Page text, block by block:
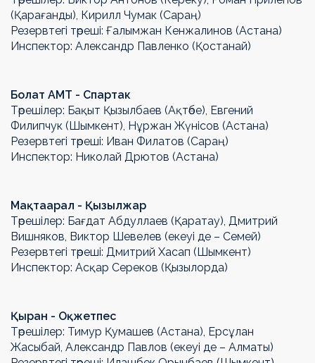
(Қарағанды), Кирилл Чумак (Сараң)
Резервтегі төреші: Ғалымжан Кенжалинов (Астана)
Инспектор: Александр Павленко (Қостанай)
Болат АМТ - Спартак
Төрешілер: Бақыт Қызылбаев (Ақтөбе), Евгений
Филипчук (Шымкент), Нұржан Жүнісов (Астана)
Резервтегі төреші: Иван Филатов (Сараң)
Инспектор: Николай Дрютов (Астана)
Мақтаарал - Қызылжар
Төрешілер: Бағдат Абдуллаев (Қаратау), Дмитрий
Вишняков, Виктор Шевелев (екеуі де – Семей)
Резервтегі төреші: Дмитрий Хасап (Шымкент)
Инспектор: Асқар Сереков (Қызылорда)
Қыран - Оқжетпес
Төрешілер: Тимур Қумашев (Астана), Ерсұлан
Жасыбай, Александр Павлов (екеуі де – Алматы)